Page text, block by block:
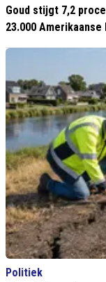
Goud stijgt 7,2
23.000 Amerikaanse
Politiek